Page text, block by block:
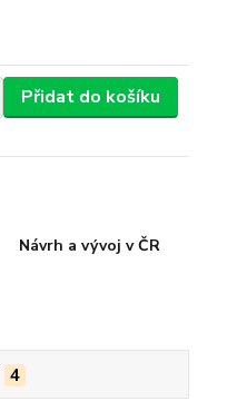
Přidat do košíku
Návrh a vývoj v ČR
4